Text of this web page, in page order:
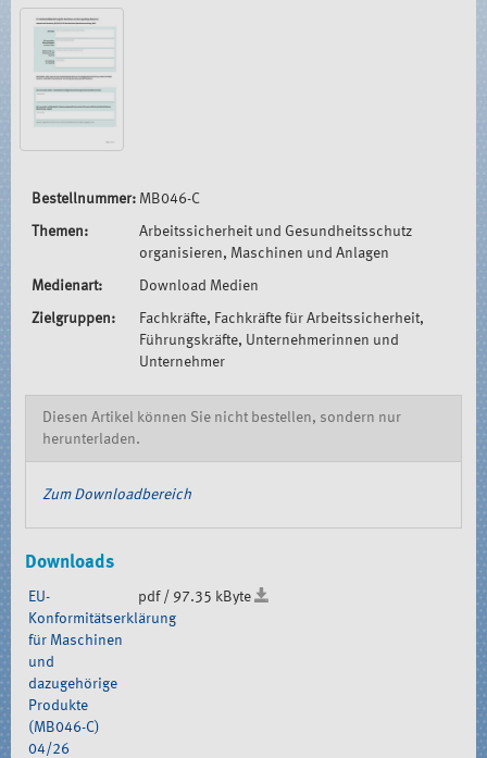
Bestellnummer: MB046-C
Themen:
Arbeitssicherheit und Gesundheitsschutz
organisieren, Maschinen und Anlagen
Medienart: Download Medien
Zielgruppen:
Fachkräfte, Fachkräfte für Arbeitssicherheit,
Führungskräfte, Unternehmerinnen und
Unternehmer
Diesen Artikel können Sie nicht bestellen, sondern nur
herunterladen.
Zum Downloadbereich
Downloads
EU-
Konformitätserklärung
für Maschinen
und
dazugehörige
Produkte
(MB046-C)
04/26
pdf / 97.35 kByte